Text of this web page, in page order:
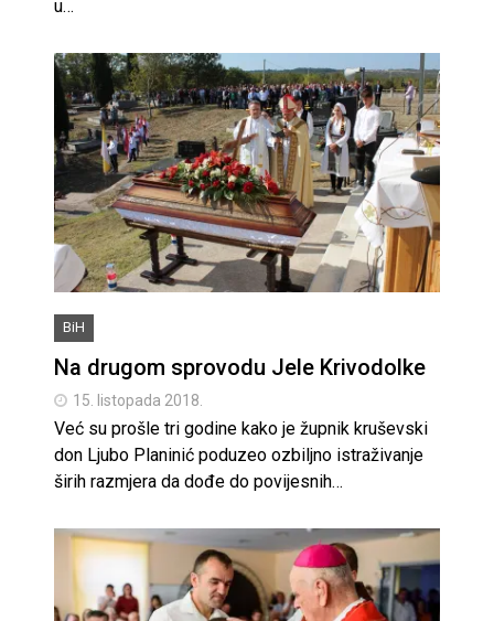
u…
BiH
Na drugom sprovodu Jele Krivodolke
15. listopada 2018.
Već su prošle tri godine kako je župnik kruševski
don Ljubo Planinić poduzeo ozbiljno istraživanje
širih razmjera da dođe do povijesnih…